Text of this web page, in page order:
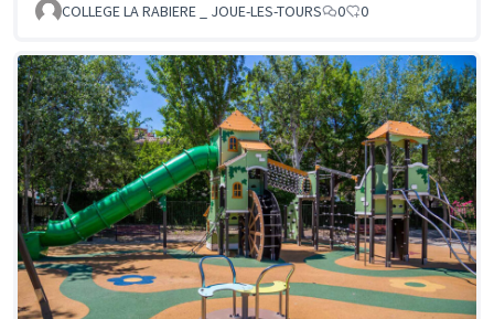
COLLEGE LA RABIERE _ JOUE-LES-TOURS
0 0